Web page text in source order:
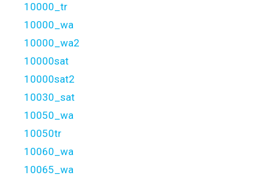
10000_tr
10000_wa
10000_wa2
10000sat
10000sat2
10030_sat
10050_wa
10050tr
10060_wa
10065_wa